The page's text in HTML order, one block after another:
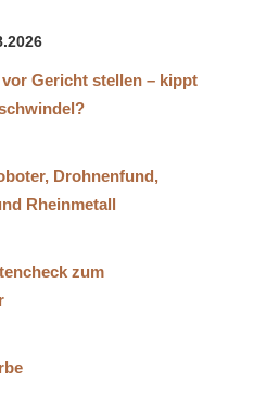
Gericht stellen – kippt
Drohnenfund,
Rheinmetall
zum